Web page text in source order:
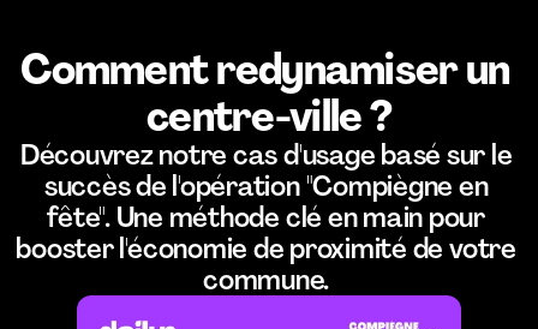
Comment redynamiser un
centre-ville ?
Découvrez notre cas d'usage basé sur le
succès de l'opération "Compiègne en
fête". Une méthode clé en main pour
booster l'économie de proximité de votre
commune.